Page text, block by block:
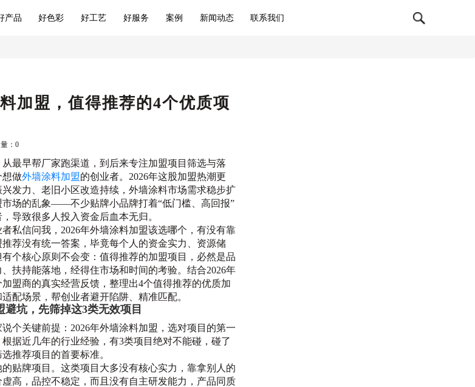
产品 好色彩 好工艺 好服务 案例 新闻动态 联系我们
加盟，值得推荐的4个优质项
：0
从最早帮厂家跑渠道，到后来专注加盟项目筛选与落
想做外墙涂料加盟的创业者。2026年这股加盟热潮更
发力、老旧小区改造持续，外墙涂料市场需求稳步扩
市场的乱象——不少贴牌小品牌打着“低门槛、高回报”
导致很多人投入资金后血本无归。
私信问我，2026年外墙涂料加盟该选哪个，有没有靠
荐没有统一答案，毕竟每个人的资金实力、资源储
个核心原则不会变：值得推荐的加盟项目，必然是品
扶持能落地，经得住市场和时间的考验。结合2026年
盟商的真实经营反馈，整理出4个值得推荐的优质加
配场景，帮创业者避开陷阱、精准匹配。
避坑，先筛掉这3类无效项目
个关键前提：2026年外墙涂料加盟，选对项目的第一
据近几年的行业经验，有3类项目绝对不能碰，碰了
推荐项目的首要标准。
贴牌项目。这类项目大多没有核心实力，靠拿别人的
高，品控不稳定，而且没有自主研发能力，产品同质